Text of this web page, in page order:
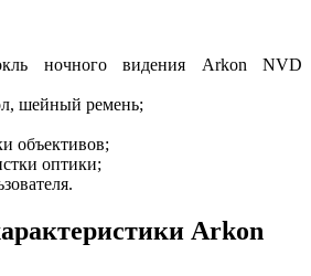
ночного видения Arkon NVD
шейный ремень;
объективов;
оптики;
Arkon